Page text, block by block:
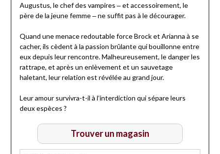
Augustus, le chef des vampires ‒ et accessoirement, le
père de la jeune femme ‒ ne suffit pas à le décourager.
Quand une menace redoutable force Brock et Arianna à se
cacher, ils cèdent à la passion brûlante qui bouillonne entre
eux depuis leur rencontre. Malheureusement, le danger les
rattrape, et après un enlèvement et un sauvetage
haletant, leur relation est révélée au grand jour.
Leur amour survivra-t-il à l’interdiction qui sépare leurs
deux espèces ?
Trouver un magasin